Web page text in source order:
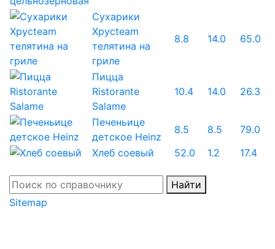
Сухарики
Хрусteam
телятина на
гриле
8.8 14.0 65.0
Пицца
Ristorante
Salame
10.4 14.0 26.3
Печеньице
детское Heinz
8.5 8.5
79.0
Хлеб соевый
52.0 1.2 17.4
Найти
Sitemap